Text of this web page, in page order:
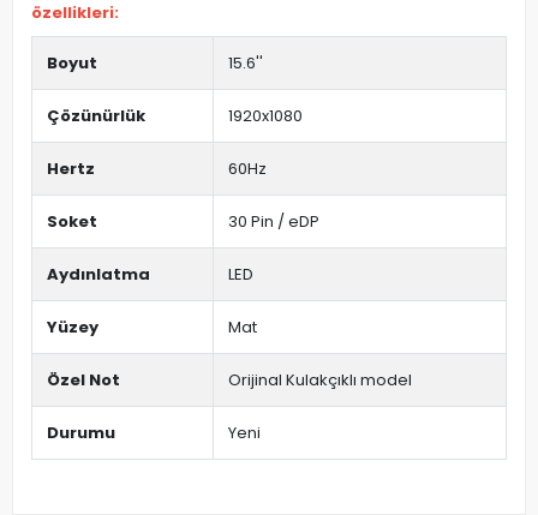
özellikleri:
Boyut 15.6''
Çözünürlük 1920x1080
Hertz 60Hz
Soket 30 Pin / eDP
Aydınlatma LED
Yüzey Mat
Özel Not Orijinal Kulakçıklı model
Durumu Yeni